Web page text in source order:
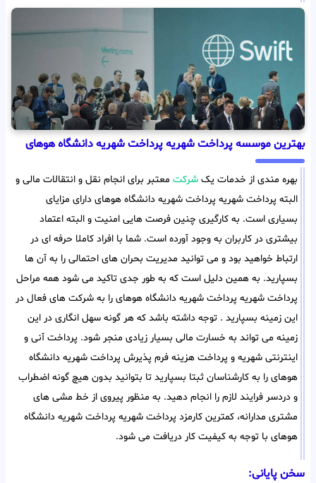
بهترین موسسه پرداخت شهریه پرداخت شهریه دانشگاه هوهای
بهره مندی از خدمات یک شرکت معتبر برای انجام نقل و انتقالات مالی و
البته پرداخت شهریه پرداخت شهریه دانشگاه هوهای دارای مزایای
بسیاری است. به کارگیری چنین فرصت هایی امنیت و البته اعتماد
بیشتری در کاربران به وجود آورده است. شما با افراد کاملا حرفه ای در
ارتباط خواهید بود و می توانید مدیریت بحران های احتمالی را به آن ها
بسپارید. به همین دلیل است که به طور جدی تاکید می شود همه مراحل
پرداخت شهریه پرداخت شهریه دانشگاه هوهای را به شرکت های فعال در
این زمینه بسپارید . توجه داشته باشد که هر گونه سهل انگاری در این
زمینه می تواند به خسارت مالی بسیار زیادی منجر شود. پرداخت آنی و
اینترنتی شهریه و پرداخت هزینه فرم پذیرش پرداخت شهریه دانشگاه
هوهای را به کارشناسان ثبتا بسپارید تا بتوانید بدون هیچ گونه اضطراب
و دردسر فرایند لازم را انجام دهید. به منظور پیروی از خط مشی های
مشتری مدارانه، کمترین کارمزد پرداخت شهریه پرداخت شهریه دانشگاه
هوهای با توجه به کیفیت کار دریافت می شود.
سخن پایانی: